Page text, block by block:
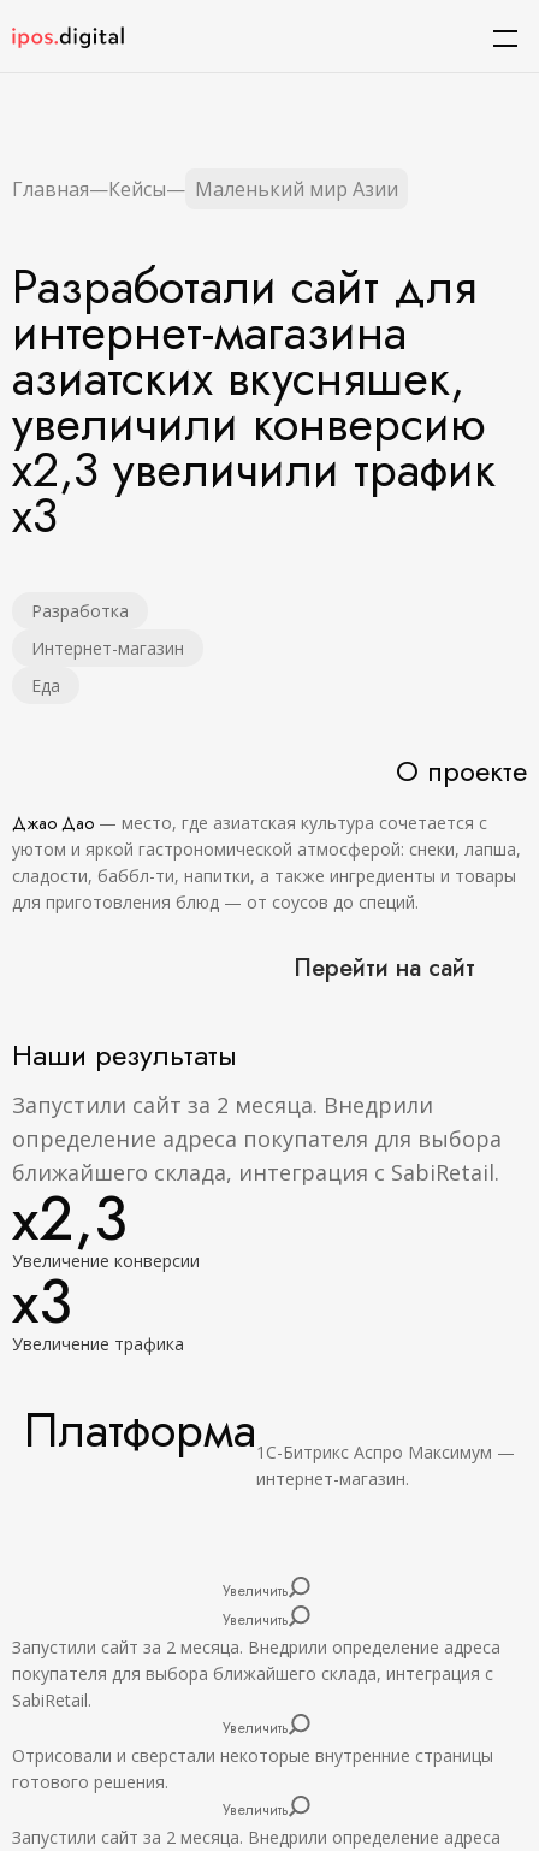
Главная—Кейсы— Маленький мир Азии
Разработали сайт для
интернет-магазина
азиатских вкусняшек,
увеличили конверсию
х2,3 увеличили трафик
х3
Разработка
Интернет-магазин
Еда
О проекте
Джао Дао — место, где азиатская культура сочетается с
уютом и яркой гастрономической атмосферой: снеки, лапша,
сладости, баббл-ти, напитки, а также ингредиенты и товары
для приготовления блюд — от соусов до специй.
Перейти на сайт
Наши результаты
Запустили сайт за 2 месяца. Внедрили
определение адреса покупателя для выбора
ближайшего склада, интеграция с SabiRetail.
х2,3
Увеличение конверсии
х3
Увеличение трафика
Платформа1С-Битрикс Аспро Максимум —
интернет-магазин.
Увеличить
Увеличить
Запустили сайт за 2 месяца. Внедрили определение адреса
покупателя для выбора ближайшего склада, интеграция с
SabiRetail.
Увеличить
Отрисовали и сверстали некоторые внутренние страницы
готового решения.
Увеличить
Запустили сайт за 2 месяца. Внедрили определение адреса